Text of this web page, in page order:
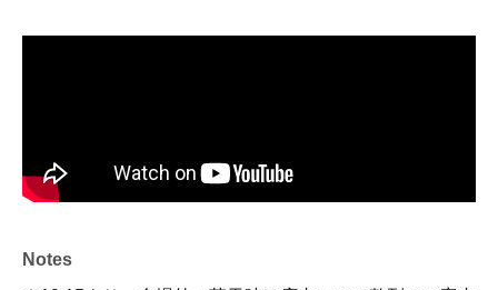
Notes